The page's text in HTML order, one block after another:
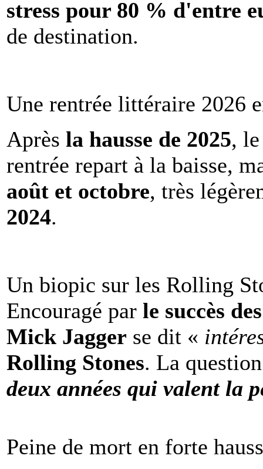
stress pour 80 % d'entre
de destination.
Une rentrée littéraire 2026
Après la hausse de 2025,
rentrée repart à la baisse,
août et octobre, très
2024.
Un biopic sur les Rolling
Encouragé par le succès
Mick Jagger se dit «
Rolling Stones. La
deux années qui valent la
Peine de mort en forte